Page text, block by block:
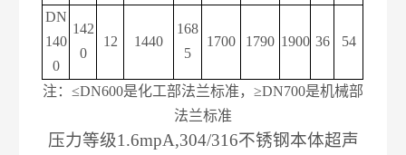
DN
140
0
142
0
12 1440
168
5
1700 1790 1900 36 54
注： ≤DN600是化工部法兰标准，≥DN700是机械部
法兰标准
压力等级1.6mpA,304/316不锈钢本体超声